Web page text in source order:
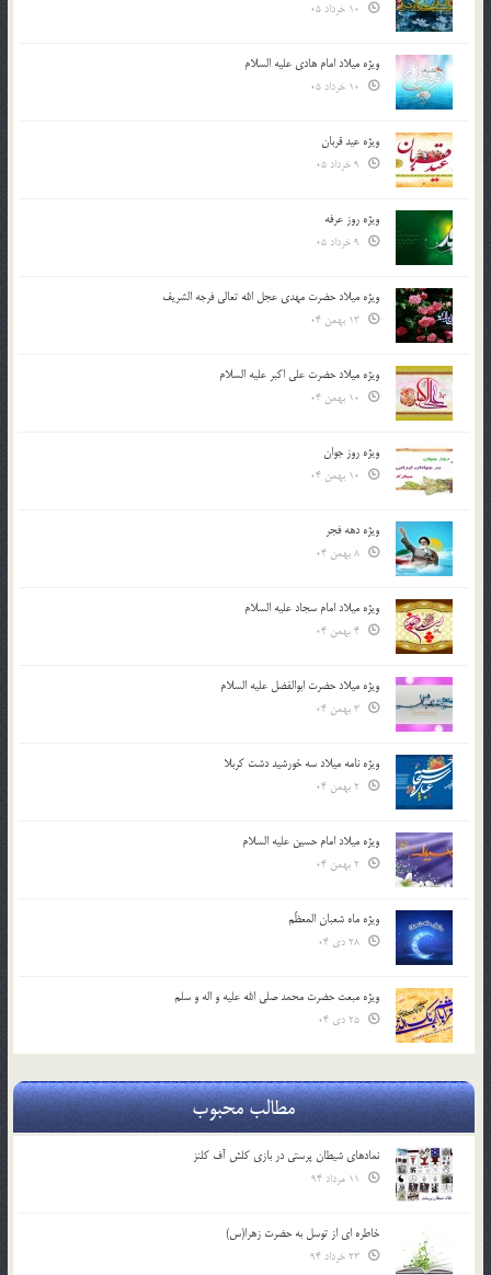
ویژه میلاد امام هادی علیه السلام
ویژه عید قربان
ویژه روز عرفه
ویژه میلاد حضرت مهدی عجل الله تعالی فرجه الشريف
ویژه میلاد حضرت علی اکبر علیه السلام
ویژه روز جوان
ویژه دهه فجر
ویژه میلاد امام سجاد علیه السلام
ویژه میلاد حضرت ابوالفضل علیه السلام
ویژه نامه میلاد سه خورشید دشت کربلا
ویژه میلاد امام حسین علیه السلام
ویژه ماه شعبان المعظّم
ویژه مبعث حضرت محمد صلی الله علیه و اله و سلم
مطالب محبوب
نمادهای شیطان پرستی در بازی کلش آف کلنز
خاطره ای از توسل به حضرت زهرا(س)